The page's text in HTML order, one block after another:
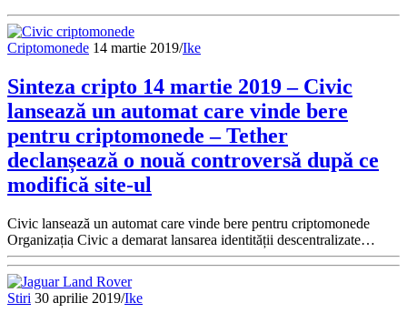
Criptomonede 14 martie 2019/Ike
Sinteza cripto 14 martie 2019 – Civic
lansează un automat care vinde bere
pentru criptomonede – Tether
declanșează o nouă controversă după ce
modifică site-ul
Civic lansează un automat care vinde bere pentru criptomonede
Organizația Civic a demarat lansarea identității descentralizate…
Stiri 30 aprilie 2019/Ike